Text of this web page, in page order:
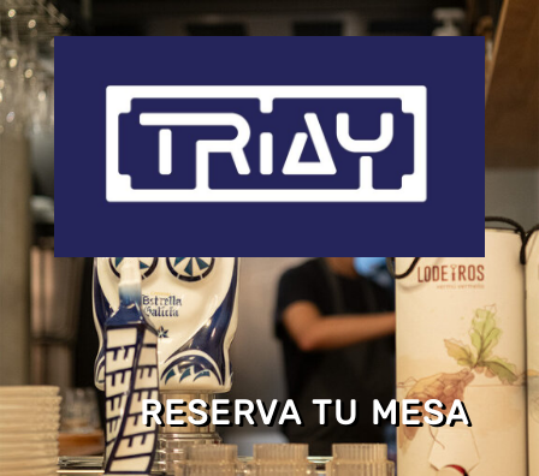
RESERVA TU MESA